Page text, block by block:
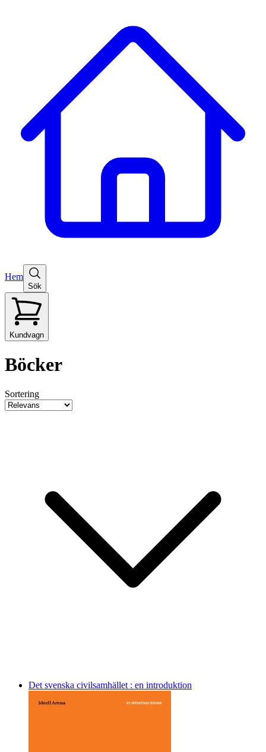
Hem
Sök
Kundvagn
Böcker
Sortering
Det svenska civilsamhället : en introduktion